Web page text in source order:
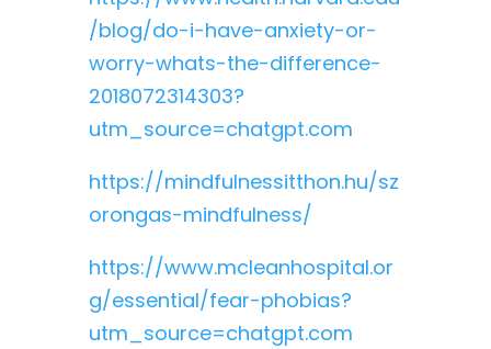
/blog/do-i-have-anxiety-or-
worry-whats-the-difference-
2018072314303?
utm_source=chatgpt.com
https://mindfulnessitthon.hu/sz
orongas-mindfulness/
https://www.mcleanhospital.or
g/essential/fear-phobias?
utm_source=chatgpt.com